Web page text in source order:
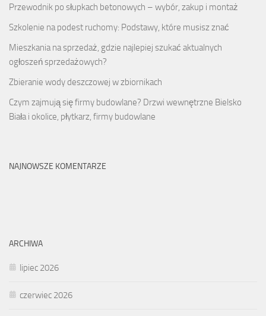
Przewodnik po słupkach betonowych – wybór, zakup i montaż
Szkolenie na podest ruchomy: Podstawy, które musisz znać
Mieszkania na sprzedaż, gdzie najlepiej szukać aktualnych
ogłoszeń sprzedażowych?
Zbieranie wody deszczowej w zbiornikach
Czym zajmują się firmy budowlane? Drzwi wewnętrzne Bielsko
Biała i okolice, płytkarz, firmy budowlane
NAJNOWSZE KOMENTARZE
ARCHIWA
lipiec 2026
czerwiec 2026